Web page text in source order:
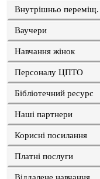
Внутрішньо
Ваучери
Навчання жінок
Персоналу ЦПТО
Бібліотечний ресурс
Наші партнери
Корисні посилання
Платні послуги